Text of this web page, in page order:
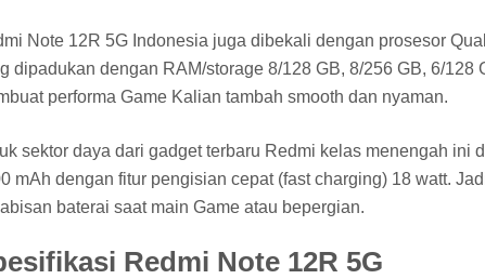
Note 12R 5G Indonesia juga dibekali dengan prosesor
dipadukan dengan RAM/storage 8/128 GB, 8/256 GB, 6/128
performa Game Kalian tambah smooth dan nyaman.
sektor daya dari gadget terbaru Redmi kelas menengah ini
mAh dengan fitur pengisian cepat (fast charging) 18 watt.
baterai saat main Game atau bepergian.
Redmi Note 12R 5G